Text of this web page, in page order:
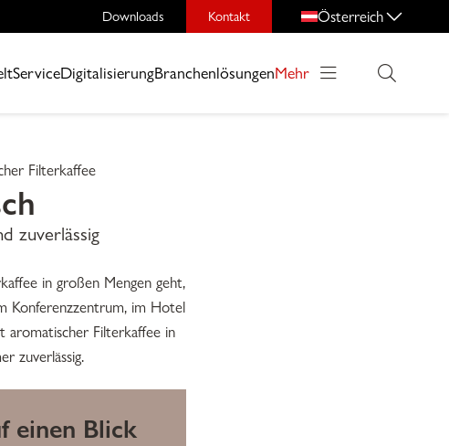
Downloads Kontakt Österreich
ServiceDigitalisierungBranchenlösungenMehr
Filterkaffee
zuverlässig
in großen Mengen geht,
Konferenzzentrum, im Hotel
aromatischer Filterkaffee in
zuverlässig.
einen Blick